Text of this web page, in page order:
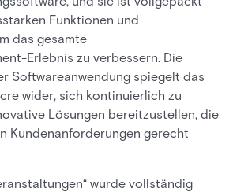
Funktionen und
das gesamte
Erlebnis zu verbessern. Die
Softwareanwendung spiegelt das
wider, sich kontinuierlich zu
Lösungen bereitzustellen, die
Kundenanforderungen gerecht
wurde vollständig